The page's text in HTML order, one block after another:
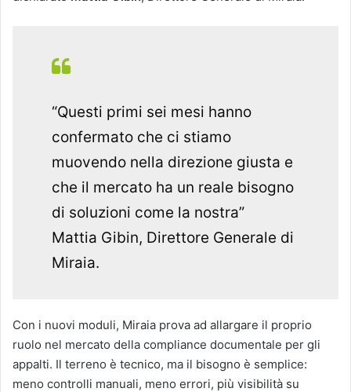
“Questi primi sei mesi hanno
confermato che ci stiamo
muovendo nella direzione giusta e
che il mercato ha un reale bisogno
di soluzioni come la nostra”
Mattia Gibin, Direttore Generale di
Miraia.
Con i nuovi moduli, Miraia prova ad allargare il proprio
ruolo nel mercato della compliance documentale per gli
appalti. Il terreno è tecnico, ma il bisogno è semplice:
meno controlli manuali, meno errori, più visibilità su